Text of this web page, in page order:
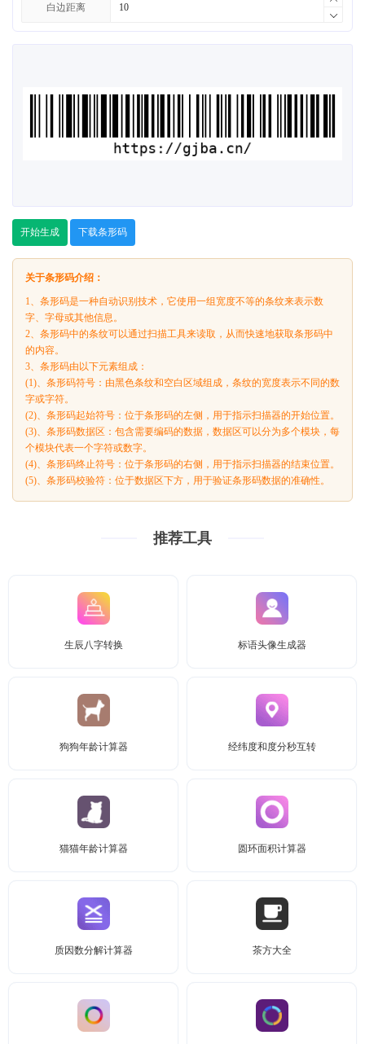
白边距离
开始生成 下载条形码
关于条形码介绍：
1、条形码是一种自动识别技术，它使用一组宽度不等的条纹来表示数
字、字母或其他信息。
2、条形码中的条纹可以通过扫描工具来读取，从而快速地获取条形码中
的内容。
3、条形码由以下元素组成：
(1)、条形码符号：由黑色条纹和空白区域组成，条纹的宽度表示不同的数
字或字符。
(2)、条形码起始符号：位于条形码的左侧，用于指示扫描器的开始位置。
(3)、条形码数据区：包含需要编码的数据，数据区可以分为多个模块，每
个模块代表一个字符或数字。
(4)、条形码终止符号：位于条形码的右侧，用于指示扫描器的结束位置。
(5)、条形码校验符：位于数据区下方，用于验证条形码数据的准确性。
推荐工具
生辰八字转换 标语头像生成器
狗狗年龄计算器 经纬度和度分秒互转
猫猫年龄计算器 圆环面积计算器
质因数分解计算器 茶方大全